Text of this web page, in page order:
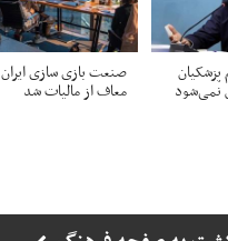
صنعت بازی سازی ایران
معاف از مالیات شد